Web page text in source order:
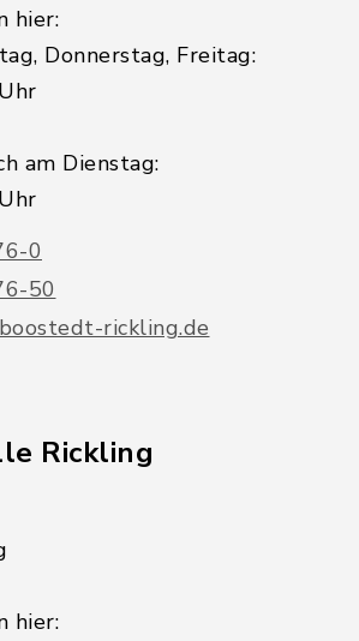
hier:
Donnerstag, Freitag:
am Dienstag:
0
50
rickling.de
Rickling
hier: